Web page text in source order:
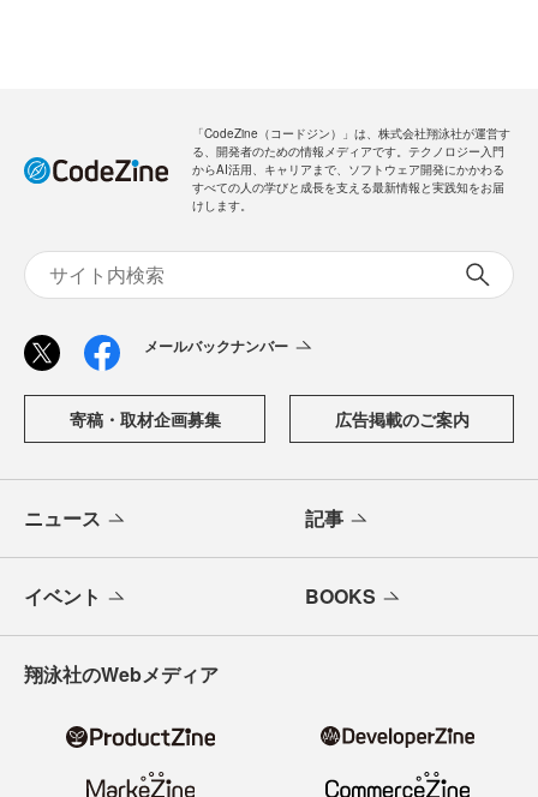
「CodeZine（コードジン）」は、株式会社翔泳社が運営す
る、開発者のための情報メディアです。テクノロジー入門
からAI活用、キャリアまで、ソフトウェア開発にかかわる
すべての人の学びと成長を支える最新情報と実践知をお届
けします。
メールバックナンバー
寄稿・取材企画募集 広告掲載のご案内
ニュース 記事
イベント BOOKS
翔泳社のWebメディア